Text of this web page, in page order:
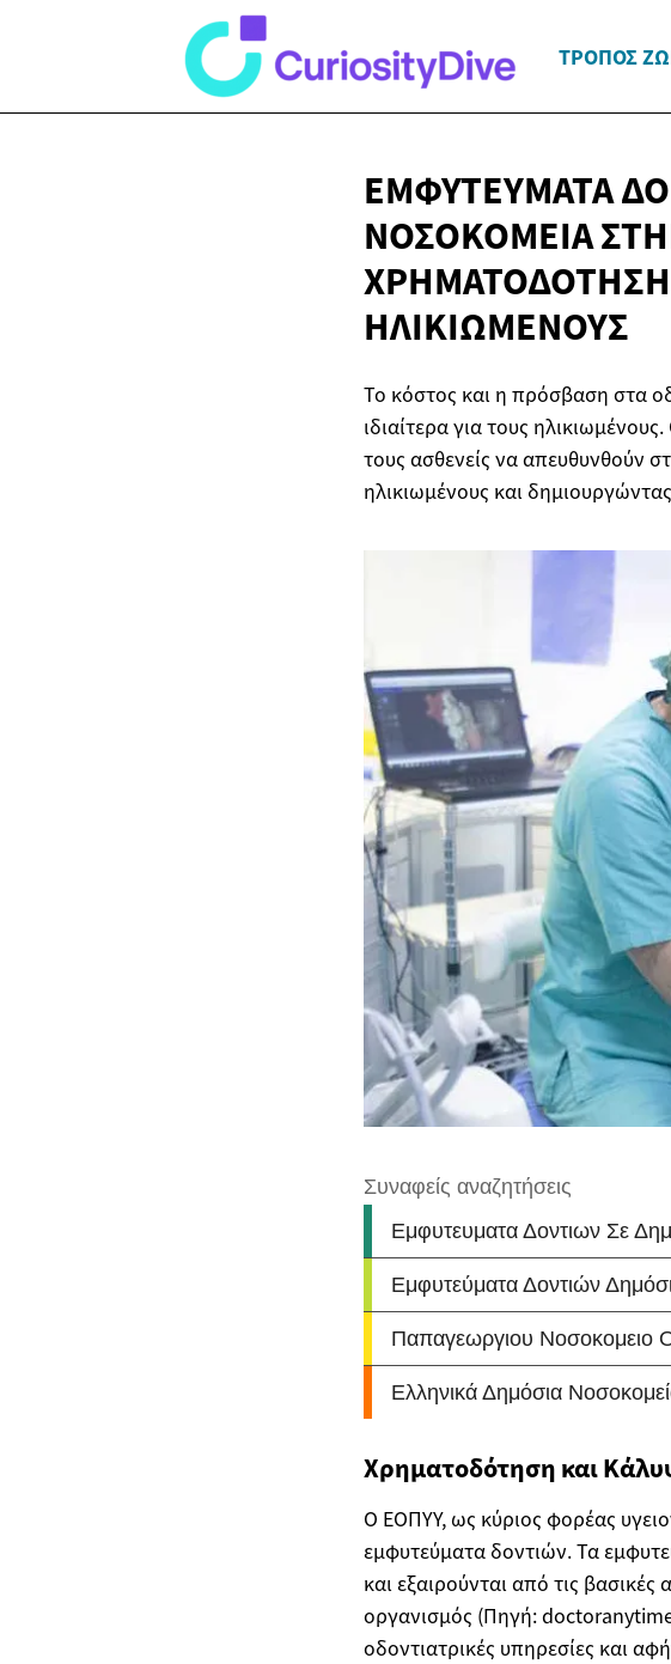
ΤΡΌΠΟΣ
ΕΜΦΥΤΕΎΜΑΤΑ
ΝΟΣΟΚΟΜΕΊΑ
ΗΛΙΚΙΩΜΈΝΟΥΣ
Το κόστος και η πρόσβαση στα
ιδιαίτερα για τους
τους ασθενείς να απευθυνθούν
ηλικιωμένους και
Χρηματοδότηση και
Ο ΕΟΠΥΥ, ως κύριος φορέας
εμφυτεύματα δοντιών. Τα
και εξαιρούνται από τις
οργανισμός (Πηγή:
οδοντιατρικές υπηρεσίες και